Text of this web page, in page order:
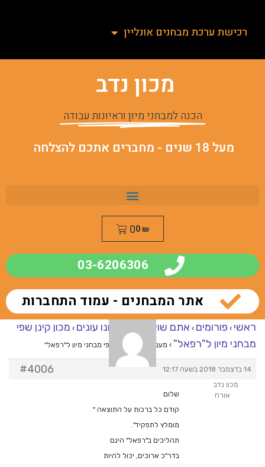
רכישת ערכת מבחנים אונליין
מכון נדב
הכנה למבחני מיון וראיונות עבודה
מעל 18 שנים - מחברים אתכם להצלחה
0₪
0
03-6206306
אתר המבחנים - עמוד התחברות
ראשי › פורומים › אתם שואלים – אנחנו עונים › מכון קינן שפי
מבחני מיון ל"רפאל" › מענה ל־מכון קינן שפי מבחני מיון ל"רפאל"
14 בדצמבר 2018 בשעה 12:17 #4006
מכון נדב
אורח
שלום
קודם כל ברכות על התוצאה "
מומלץ לתפקיד".
תהליכים ב"רפאל" הינם
בדר"כ ארוכים, יכול להיות